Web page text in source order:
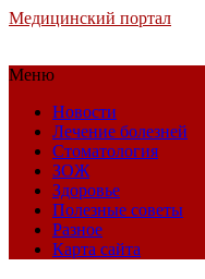
Медицинский портал
Меню
Новости
Лечение болезней
Стоматология
ЗОЖ
Здоровье
Полезные советы
Разное
Карта сайта